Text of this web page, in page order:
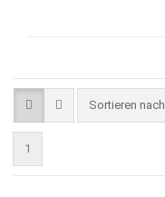
Sortieren nach
Sortieren nach
1